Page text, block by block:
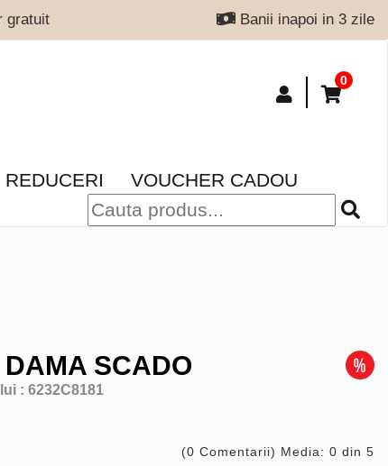
gratuit Banii inapoi in 3 zile
0
REDUCERI VOUCHER CADOU
SCADO
: 6232C8181
(0 Comentarii) Media: 0 din 5